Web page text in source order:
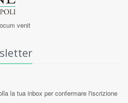
venit
la tua inbox per confermare l'iscrizione